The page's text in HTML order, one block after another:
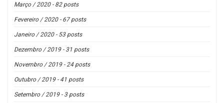
Março / 2020 - 82 posts
Fevereiro / 2020 - 67 posts
Janeiro / 2020 - 53 posts
Dezembro / 2019 - 31 posts
Novembro / 2019 - 24 posts
Outubro / 2019 - 41 posts
Setembro / 2019 - 3 posts